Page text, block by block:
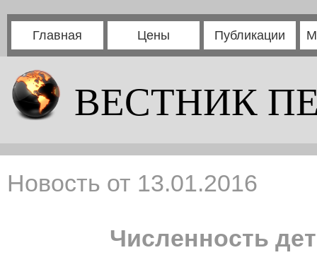
Главная Цены Публикации
ВЕСТНИК
Новость от 13.01.2016
Численность